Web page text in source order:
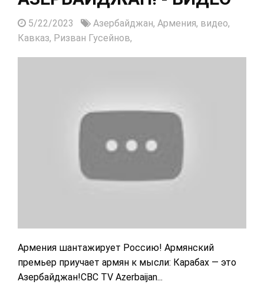
5/22/2023 Азербайджан, Армения, видео,
Кавказ, Ризван Гусейнов,
Армения шантажирует Россию! Армянский
премьер приучает армян к мысли: Карабах — это
Азербайджан!CBC TV Azerbaijan...